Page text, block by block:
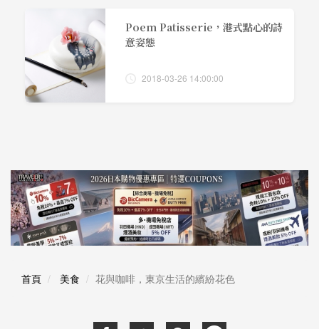
Poem Patisserie，港式點心的詩
意姿態
2018-03-26 14:00:00
首頁 美食 花與咖啡，東京生活的繽紛花色